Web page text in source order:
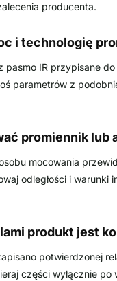
producenta.
i technologię
pasmo IR przypisane do
parametrów z
promiennik lub
mocowania
odległości i warunki
produkt jest
potwierdzonej
części wyłącznie po